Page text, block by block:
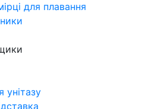
для плавання
унітазу